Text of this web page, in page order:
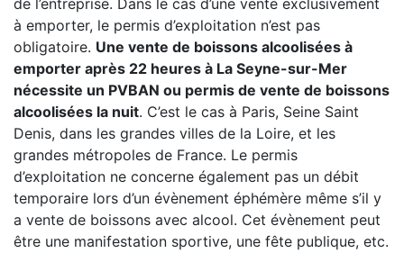
de l’entreprise. Dans le cas d’une vente exclusivement
à emporter, le permis d’exploitation n’est pas
obligatoire. Une vente de boissons alcoolisées à
emporter après 22 heures à La Seyne-sur-Mer
nécessite un PVBAN ou permis de vente de boissons
alcoolisées la nuit. C’est le cas à Paris, Seine Saint
Denis, dans les grandes villes de la Loire, et les
grandes métropoles de France. Le permis
d’exploitation ne concerne également pas un débit
temporaire lors d’un évènement éphémère même s’il y
a vente de boissons avec alcool. Cet évènement peut
être une manifestation sportive, une fête publique, etc.